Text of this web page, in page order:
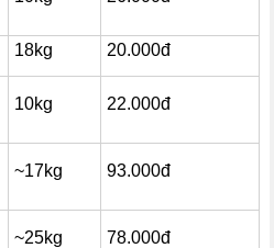
18kg 20.000đ
10kg 22.000đ
~17kg 93.000đ
~25kg 78.000đ